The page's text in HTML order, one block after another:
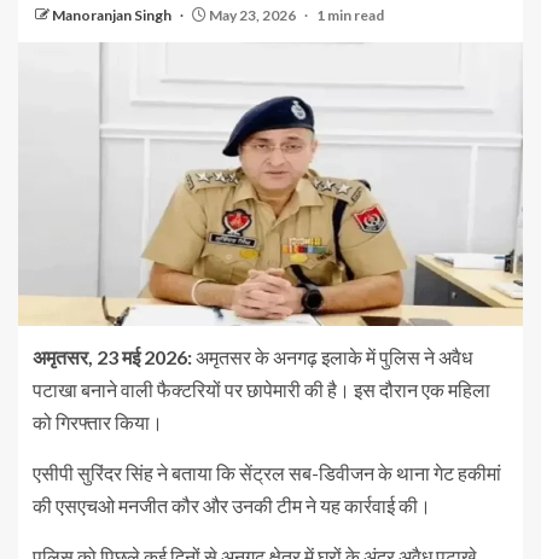
Manoranjan Singh May 23, 2026 1 min read
अमृतसर, 23 मई 2026:अमृतसर के अनगढ़ इलाके में पुलिस ने अवैध
पटाखा बनाने वाली फैक्टरियों पर छापेमारी की है। इस दौरान एक महिला
को गिरफ्तार किया।
एसीपी सुरिंदर सिंह ने बताया कि सेंट्रल सब-डिवीजन के थाना गेट हकीमां
की एसएचओ मनजीत कौर और उनकी टीम ने यह कार्रवाई की।